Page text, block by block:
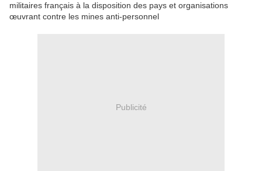
militaires français à la disposition des pays et organisations
œuvrant contre les mines anti-personnel
Publicité